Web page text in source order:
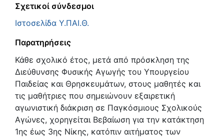
Σχετικοί σύνδεσμοι
Ιστοσελίδα Υ.ΠΑΙ.Θ.
Παρατηρήσεις
Κάθε σχολικό έτος, μετά από πρόσκληση της
Διεύθυνσης Φυσικής Αγωγής του Υπουργείου
Παιδείας και Θρησκευμάτων, στους μαθητές και
τις μαθήτριες που σημειώνουν εξαιρετική
αγωνιστική διάκριση σε Παγκόσμιους Σχολικούς
Αγώνες, χορηγείται Βεβαίωση για την κατάκτηση
1ης έως 3ης Νίκης, κατόπιν αιτήματος των